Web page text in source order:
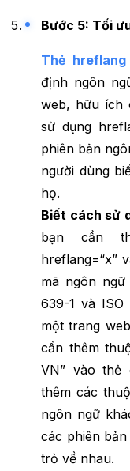
Bước 5: Tối
Thẻ hreflang
định ngôn
web, hữu ích
sử dụng
phiên bản
người dùng
họ.
Biết cách sử
bạn cần
hreflang=“x”
mã ngôn
639-1 và
một trang
cần thêm
VN” vào thẻ
thêm các
ngôn ngữ
các phiên
trỏ về nhau.